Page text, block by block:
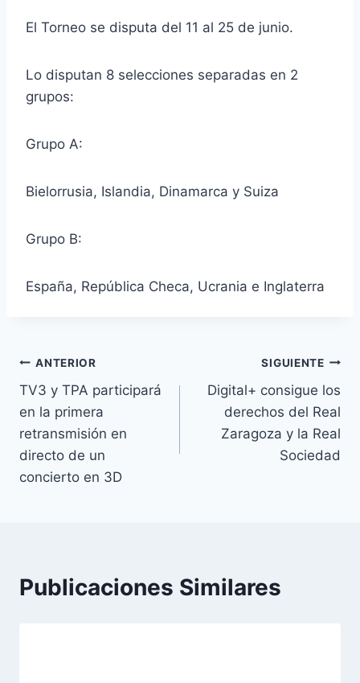
El Torneo se disputa del 11 al 25 de junio.
Lo disputan 8 selecciones separadas en 2
grupos:
Grupo A:
Bielorrusia, Islandia, Dinamarca y Suiza
Grupo B:
España, República Checa, Ucrania e Inglaterra
Navegación
de
entradas
ANTERIOR
TV3 y TPA participará
en la primera
retransmisión en
directo de un
concierto en 3D
SIGUIENTE
Digital+ consigue los
derechos del Real
Zaragoza y la Real
Sociedad
Publicaciones Similares